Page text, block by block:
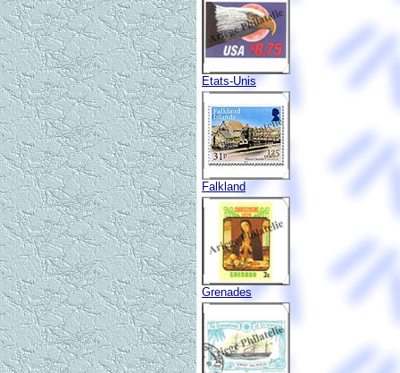
Etats-Unis
Falkland
Grenades